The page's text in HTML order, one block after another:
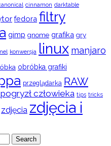
cinnamon darktable
fedora filtry
gimp gnome grafika gry
konwersja linux manjaro
obróbka grafiki
przeglądarka RAW
człowieka tips tricks
zdjęcia zdjęcia i
Search